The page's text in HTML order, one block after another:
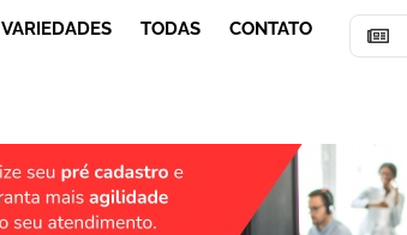
VARIEDADES TODAS CONTATO